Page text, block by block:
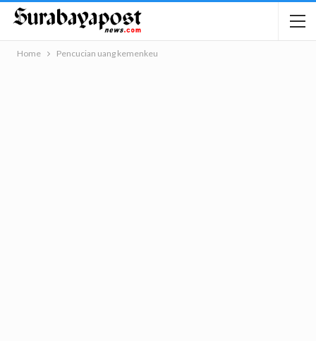
Home Pencucian uang kemenkeu